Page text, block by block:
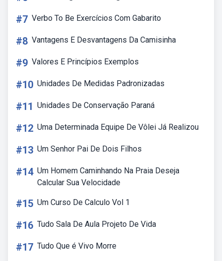
#7 Verbo To Be Exercícios Com Gabarito
#8 Vantagens E Desvantagens Da Camisinha
#9 Valores E Princípios Exemplos
#10 Unidades De Medidas Padronizadas
#11 Unidades De Conservação Paraná
#12 Uma Determinada Equipe De Vôlei Já Realizou
#13 Um Senhor Pai De Dois Filhos
#14 Um Homem Caminhando Na Praia Deseja
Calcular Sua Velocidade
#15 Um Curso De Calculo Vol 1
#16 Tudo Sala De Aula Projeto De Vida
#17 Tudo Que é Vivo Morre